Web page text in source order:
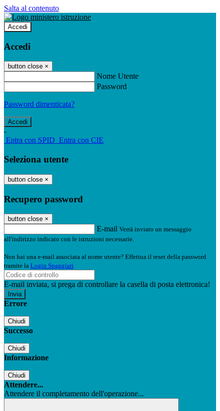
Salta al contenuto
Accedi
Accedi
button close ×
Nome Utente
Password
Password dimenticata?
-
Entra con SPID Entra con CIE
Seleziona utente
button close ×
Recupero password
button close ×
E-mail Verrà inviato un messaggio
all'indirizzo indicato con le istruzioni necessarie.
Non hai una e-mail associata al nome utente? Effettua il reset della password
tramite la Login Spaggiari
E-mail inviata, si prega di controllare la casella di posta elettronica!
Errore
Chiudi
Successo
Chiudi
Informazione
Chiudi
Attendere...
Attendere il completamento dell'operazione...